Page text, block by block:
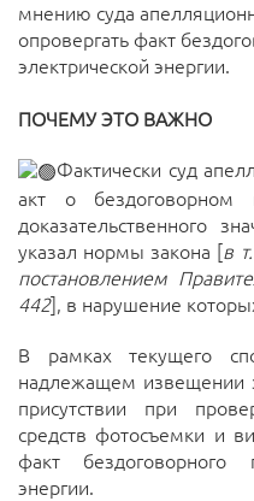
мнению суда
опровергать факт
электрической энергии.
ПОЧЕМУ ЭТО ВАЖНО
Фактически суд
акт о
доказательственного
указал нормы закона [в
постановлением
442], в нарушение
В рамках текущего
надлежащем извещении
присутствии при
средств фотосъемки и
факт бездоговорного
энергии.